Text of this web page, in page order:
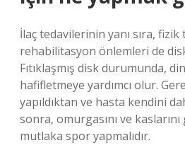
İlaç tedavilerinin yanı sıra, fizik
rehabilitasyon önlemleri de disk
Fıtıklaşmış disk durumunda,
hafifletmeye yardımcı olur.
yapıldıktan ve hasta kendini
sonra, omurgasını ve
mutlaka spor yapmalıdır.